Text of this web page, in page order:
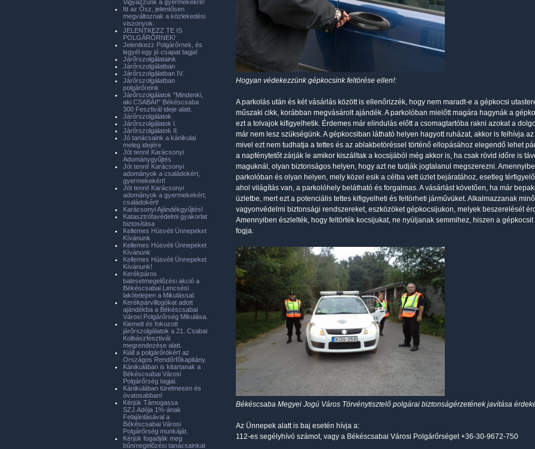
Hogyan védekezzünk gépkocsink feltörése ellen!:
A parkolás után és két vásárlás között is ellenőrizzék, hogy nem maradt-e a gépkocsi
műszaki cikk, korábban megvásárolt ajándék. A parkolóban mielőtt magára hagynák a
ezt a tolvajok kifigyelhetik. Érdemes már elindulás előtt a csomagtartóba rakni azokat a
már nem lesz szükségünk. A gépkocsiban látható helyen hagyott ruházat, akkor is felhívja
mivel ezt nem tudhatja a tettes és az ablakbetöréssel történő ellopásához elegendő lehet
a napfénytetőt zárják le amikor kiszálltak a kocsijából még akkor is, ha csak rövid időre is
maguknál, olyan biztonságos helyen, hogy azt ne tudják jogtalanul megszerezni.
parkolóban és olyan helyen, mely közel esik a célba vett üzlet bejáratához, esetleg
ahol világítás van, a parkolóhely belátható és forgalmas. A vásárlást követően, ha már
üzletbe, mert ezt a potenciális tettes kifigyelheti és feltörheti járművüket. Alkalmazzanak
vagyonvédelmi biztonsági rendszereket, eszközöket gépkocsijukon, melyek beszerelését
Amennyiben észlelték, hogy feltörték kocsijukat, ne nyúljanak semmihez, hiszen a
fogja.
Békéscsaba Megyei Jogú Város Törvénytisztelő polgárai biztonságérzetének javítása
Az Ünnepek alatt is baj esetén hívja a:
112-es segélyhívó számot, vagy a Békéscsabai Városi Polgárőrséget +36-30-9672-750
Vigyázzunk a gyermekekre!
Itt az Ősz, jelentősen
megváltoznak a közlekedési
viszonyok.
JELENTKEZZ TE IS
POLGÁRŐRNEK!
Jelentkezz Polgárőrnek, és
legyél egy jó csapat tagja!
Járőrszolgálataink
Járőrszolgálatban
Járőrszolgálatban IV.
Járőrszolgálatban
polgárőreink
Járőrszolgálatok "Mindenki,
aki CSABAI!" Békéscsaba
300 Fesztivál ideje alatt.
Járőrszolgálatok
Járőrszolgálatok I.
Járőrszolgálatok II.
Jó tanácsaink a kánikulai
meleg idejére
Jót tenni! Karácsonyi
Adománygyűjtés
Jót tenni! Karácsonyi
adományok a családokért,
gyermekekért!
Jót tenni! Karácsonyi
adományok a gyermekekért,
családokért!
Karácsonyi Ajándékgyűjtés!
Katasztrófavédelmi gyakorlat
biztosítása
Kellemes Húsvéti Ünnepeket
Kívánunk
Kellemes Húsvéti Ünnepeket
Kívánunk
Kellemes Húsvéti Ünnepeket
Kívánunk!
Kerékpáros
balesetmegelőzési akció a
Békéscsabai Lencsési
lakótelepen a Mikulással.
Kerékpárvillogókat adott
ajándékba a Békéscsabai
Városi Polgárőrség Mikulása.
Kiemelt és fokozott
járőrszolgálatok a 21. Csabai
Kolbászfesztivál
megrendezése alatt.
Kiáll a polgárőrökért az
Országos Rendőrfőkapitány.
Kánikulában is kitartanak a
Békéscsabai Városi
Polgárőrség tagjai.
Kánikulában türelmesen és
óvatosabban!
Kérjük Támogassa
SZJ.Adója 1%-ának
Felajánlásával a
Békéscsabai Városi
Polgárőrség munkáját.
Kérjük fogadják meg
bűnmegelőzési tanácsainkat